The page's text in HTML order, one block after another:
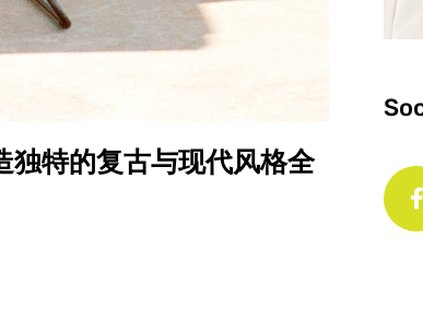
独特的复古与现代风格全
c